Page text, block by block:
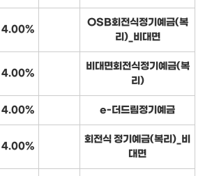
4.00%
OSB회전식정기예금(복
리)_비대면
4.00%
비대면회전식정기예금(복
리)
4.00% e-더드림정기예금
4.00%
회전식 정기예금(복리)_비
대면